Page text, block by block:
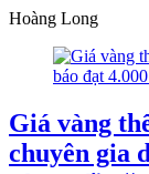
Hoàng Long
Giá vàng
chuyên gia